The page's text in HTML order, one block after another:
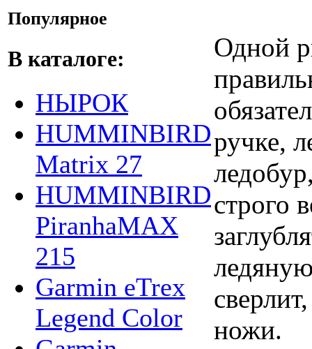
Популярное
В каталоге:
НЫРОК
HUMMINBIRD
Matrix 27
HUMMINBIRD
PiranhaMAX
215
Garmin eTrex
Legend Color
Одной
ручке,
строго
ножи.